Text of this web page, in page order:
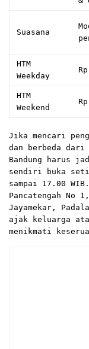
Suasana
HTM
Weekday
HTM
Weekend
Jika mencari
dan berbeda dari
Bandung harus
sendiri buka
sampai 17.00
Pancatengah No
Jayamekar,
ajak keluarga
menikmati